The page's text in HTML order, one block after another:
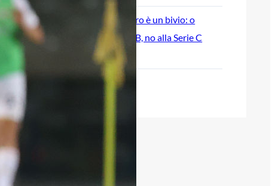
Di Paolo, il futuro è un bivio: o
Cagliari o Serie B, no alla Serie C